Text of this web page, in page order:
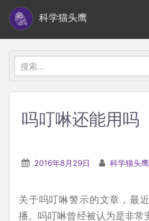
i
科学猫头鹰
搜
索：
吗叮啉还能用吗
2016年8月29日 科学猫头鹰
关于吗叮啉警示的文章，最
播。吗叮啉曾经被认为是非